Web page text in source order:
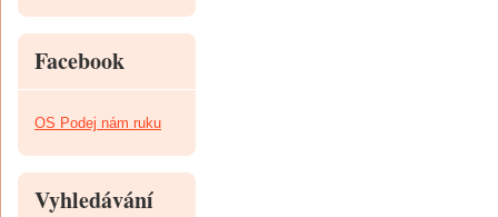
Facebook
OS Podej nám ruku
Vyhledávání